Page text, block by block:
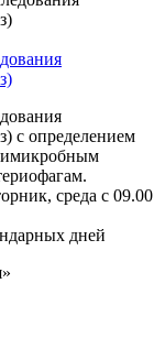
с определением
среда с 09.00
дней